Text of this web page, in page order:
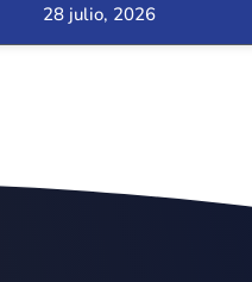
28 julio, 2026